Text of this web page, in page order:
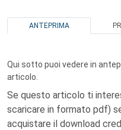
ANTEPRIMA
Qui sotto puoi vedere in
articolo.
Se questo articolo ti
scaricare in formato pdf)
acquistare il download